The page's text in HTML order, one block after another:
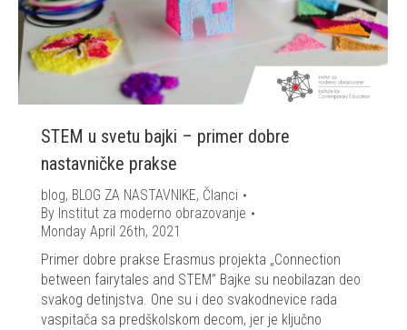
STEM u svetu bajki – primer dobre
nastavničke prakse
blog, BLOG ZA NASTAVNIKE, Članci
By Institut za moderno obrazovanje
Monday April 26th, 2021
Primer dobre prakse Erasmus projekta „Connection
between fairytales and STEM” Bajke su neobilazan deo
svakog detinjstva. One su i deo svakodnevice rada
vaspitača sa predškolskom decom, jer je ključno